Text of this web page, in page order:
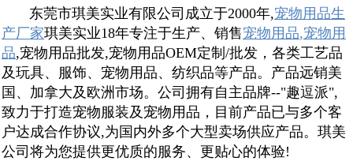
东莞市琪美实业有限公司成立于2000年,宠物用品生
产厂家琪美实业18年专注于生产、销售宠物用品,宠物用
品,宠物用品批发,宠物用品OEM定制/批发，各类工艺品
及玩具、服饰、宠物用品、纺织品等产品。产品远销美
国、加拿大及欧洲市场。公司拥有自主品牌--"趣逗派",
致力于打造宠物服装及宠物用品，目前产品已与多个客
户达成合作协议,为国内外多个大型卖场供应产品。琪美
公司将为您提供更优质的服务、更贴心的体验!